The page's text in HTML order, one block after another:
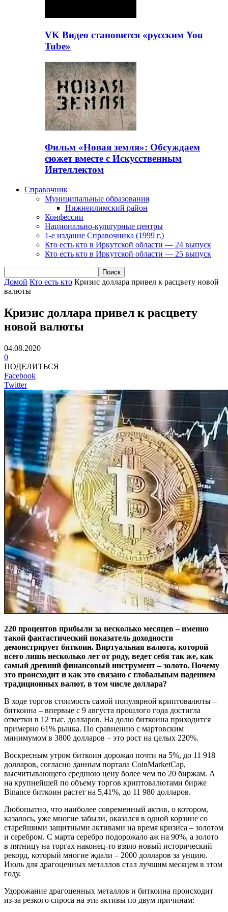
VK Видео становится «русским You
Tube»
Фильм «Новая земля»: Обсуждаем
сюжет вместе с Искусственным
Интеллектом
Справочник
Муниципальные образования
Нижнеилимский район
Конфессии
Национально-культурные центры
1-е издание Справочника (1999 г.)
Кто есть кто в Иркутской области — 24 выпуск
Кто есть кто в Иркутской области — 25 выпуск
Домой Кто есть кто Кризис доллара привел к расцвету новой
валюты
Кризис доллара привел к расцвету
новой валюты
04.08.2020
0
ПОДЕЛИТЬСЯ
Facebook
Twitter
220 процентов прибыли за несколько месяцев – именно
такой фантастический показатель доходности
демонстрирует биткоин. Виртуальная валюта, которой
всего лишь несколько лет от роду, ведет себя так же, как
самый древний финансовый инструмент – золото. Почему
это происходит и как это связано с глобальным падением
традиционных валют, в том числе доллара?
В ходе торгов стоимость самой популярной криптовалюты –
биткоина – впервые с 9 августа прошлого года достигла
отметки в 12 тыс. долларов. На долю биткоина приходится
примерно 61% рынка. По сравнению с мартовским
минимумом в 3800 долларов – это рост на целых 220%.
Воскресным утром биткоин дорожал почти на 5%, до 11 918
долларов, согласно данным портала CoinMarketCap,
высчитывающего среднюю цену более чем по 20 биржам. А
на крупнейшей по объему торгов криптовалютами бирже
Binance биткоин растет на 5,41%, до 11 980 долларов.
Любопытно, что наиболее современный актив, о котором,
казалось, уже многие забыли, оказался в одной корзине со
старейшими защитными активами на время кризиса – золотом
и серебром. С марта серебро подорожало аж на 90%, а золото
в пятницу на торгах наконец-то взяло новый исторический
рекорд, который многие ждали – 2000 долларов за унцию.
Июль для драгоценных металлов стал лучшим месяцем в этом
году.
Удорожание драгоценных металлов и биткоина происходит
из-за резкого спроса на эти активы по двум причинам: